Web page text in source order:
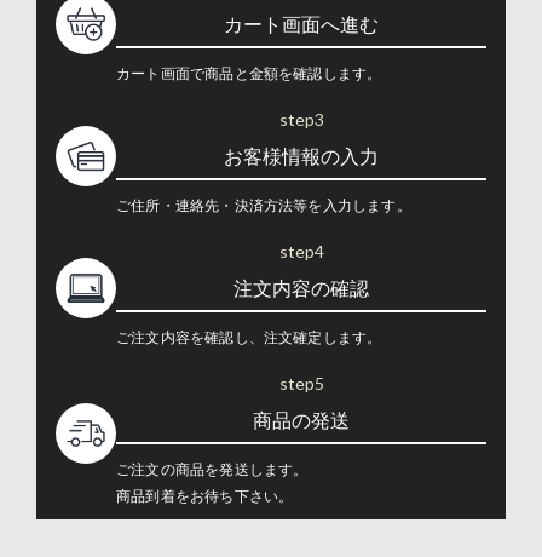
カート画面へ進む
カート画面で商品と金額を確認します。
step3
お客様情報の入力
ご住所・連絡先・決済方法等を入力します。
step4
注文内容の確認
ご注文内容を確認し、注文確定します。
step5
商品の発送
ご注文の商品を発送します。
商品到着をお待ち下さい。